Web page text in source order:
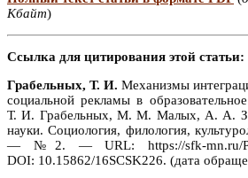
Кбайт)
Ссылка для цитирования этой статьи:
Грабельных, Т. И. Механизмы
социальной рекламы в
Т. И. Грабельных, М. М. Малых, А. А.
науки. Социология, филология,
— №2. — URL: https://sfk-mn.ru/
DOI: 10.15862/16SCSK226. (дата